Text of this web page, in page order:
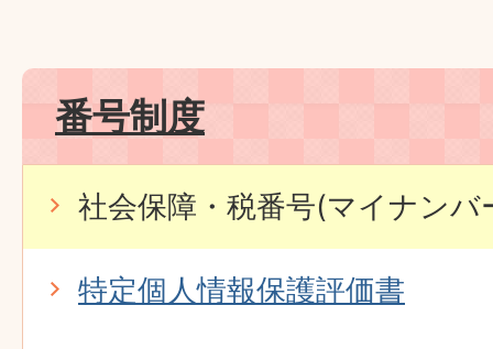
番号制度
社会保障・税番号(マイナン
特定個人情報保護評価書